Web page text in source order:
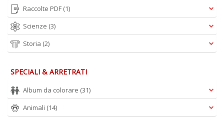
Raccolte PDF (1)
Scienze (3)
Storia (2)
SPECIALI & ARRETRATI
Album da colorare (31)
Animali (14)